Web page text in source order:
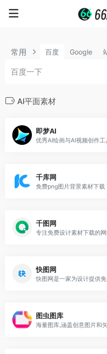
常用 百度 Google
AI平面素材
即梦AI
优秀AI绘画与AI视频创作工
千库网
免费png图片背景素材下载
千图网
专注免费设计素材下载的
快图网
快图网是一家为设计提供
图虫图库
海量图库,涵盖创意图片和